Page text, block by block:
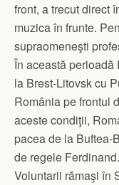
front, a trecut direct
muzica în frunte.
supraomeneşti
În această
la Brest-Litovsk cu
România pe frontul
aceste condiţii,
pacea de la Buftea-
de regele Ferdinand.
Voluntarii rămaşi în